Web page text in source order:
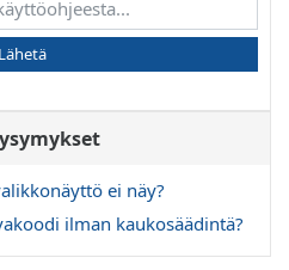
Lähetä
ei näy?
ilman kaukosäädintä?